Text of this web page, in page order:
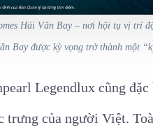
Hải Vân Bay – nơi hội tụ vị trí
Bay được kỳ vọng trở thành một
Legendlux cũng
trưng của người Việt.